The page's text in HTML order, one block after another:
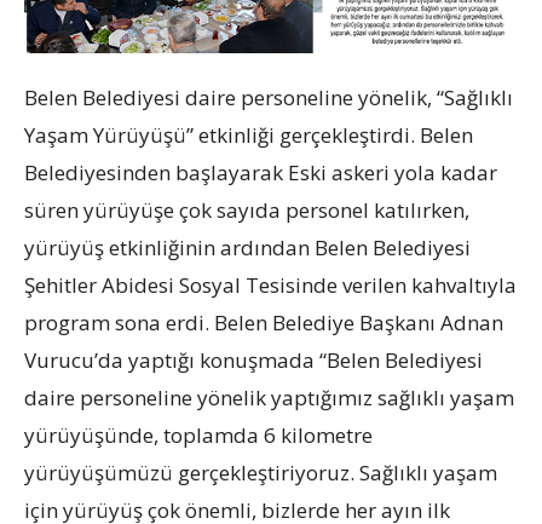
Belen Belediyesi daire personeline yönelik, “Sağlıklı
Yaşam Yürüyüşü” etkinliği gerçekleştirdi. Belen
Belediyesinden başlayarak Eski askeri yola kadar
süren yürüyüşe çok sayıda personel katılırken,
yürüyüş etkinliğinin ardından Belen Belediyesi
Şehitler Abidesi Sosyal Tesisinde verilen kahvaltıyla
program sona erdi. Belen Belediye Başkanı Adnan
Vurucu’da yaptığı konuşmada “Belen Belediyesi
daire personeline yönelik yaptığımız sağlıklı yaşam
yürüyüşünde, toplamda 6 kilometre
yürüyüşümüzü gerçekleştiriyoruz. Sağlıklı yaşam
için yürüyüş çok önemli, bizlerde her ayın ilk